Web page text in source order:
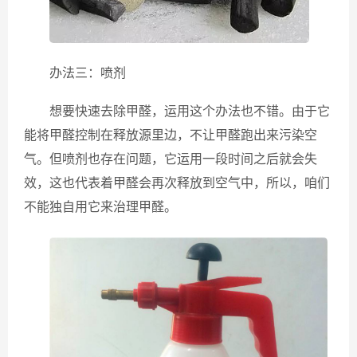
办法三：喷剂
想要快速去除甲醛，运用这个办法也不错。由于它
能将甲醛控制在释放源里边，不让甲醛跑出来污染空
气。但喷剂也存在问题，它运用一段时间之后就会失
效，这也代表着甲醛会再次释放到空气中，所以，咱们
不能独自用它来治理甲醛。